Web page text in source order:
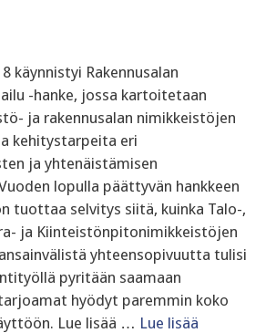
käynnistyi Rakennusalan
-hanke, jossa kartoitetaan
ja rakennusalan nimikkeistöjen
kehitystarpeita eri
ja yhtenäistämisen
lopulla päättyvän hankkeen
tuottaa selvitys siitä, kuinka Talo-,
ja Kiinteistönpitonimikkeistöjen
yhteensopivuutta tulisi
pyritään saamaan
hyödyt paremmin koko
Lue lisää … Lue lisää